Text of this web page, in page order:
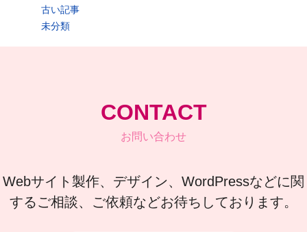
古い記事
未分類
CONTACT
お問い合わせ
Webサイト製作、デザイン、WordPressなどに関
するご相談、ご依頼などお待ちしております。